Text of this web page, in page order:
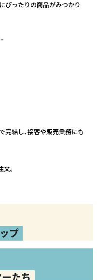
ぴったりの商品がみつかり
完結し、接客や販売業務にも
。
プ